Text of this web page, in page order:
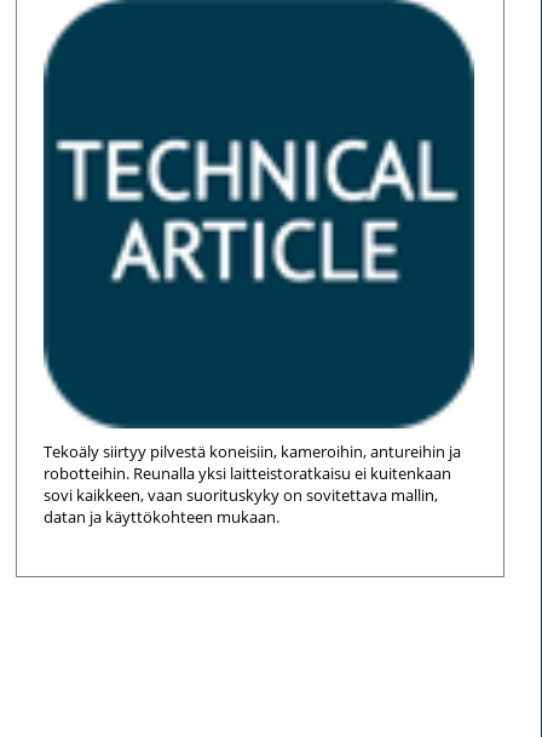
Tekoäly siirtyy pilvestä koneisiin, kameroihin, antureihin ja
robotteihin. Reunalla yksi laitteistoratkaisu ei kuitenkaan
sovi kaikkeen, vaan suorituskyky on sovitettava mallin,
datan ja käyttökohteen mukaan.